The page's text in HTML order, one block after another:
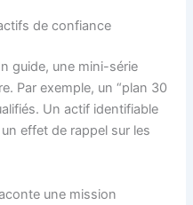
de confiance
guide, une mini-série
Par exemple, un “plan 30
Un actif identifiable
effet de rappel sur les
une mission